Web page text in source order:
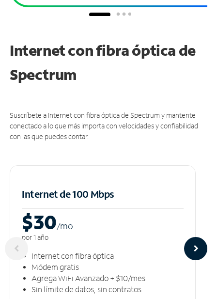
Internet con fibra óptica de
Spectrum
Suscríbete a Internet con fibra óptica de Spectrum y mantente
conectado a lo que más importa con velocidades y confiabilidad
con las que puedes contar.
Internet de 100 Mbps
$30/mo
por 1 año
Internet con fibra óptica
Módem gratis
Agrega WiFi Avanzado + $10/mes
Sin límite de datos, sin contratos